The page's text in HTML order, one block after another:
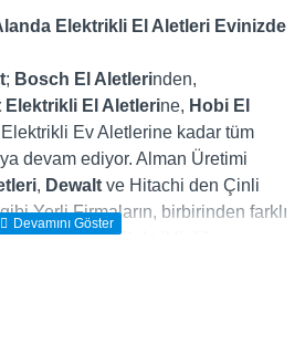
Elektrikli El Aletleri Evinizde
; Bosch El Aletlerinden,
Elektrikli El Aletlerine, Hobi El
Ev Aletlerine kadar tüm
devam ediyor. Alman Üretimi
, Dewalt ve Hitachi den Çinli
Yerli Firmaların, birbirinden farklı
Matkap ve Elektrikli diğer
büyük yardımcılarınız olan elektrikli
güç katacak diğer tüm
isterseniz nalburdavar.com
inceleyerek kolayca satın